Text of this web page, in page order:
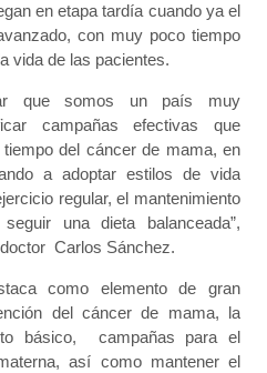
en etapa tardía cuando ya el
con muy poco tiempo
vida de las pacientes.
que somos un país muy
campañas efectivas que
del cáncer de mama, en
a adoptar estilos de vida
regular, el mantenimiento
una dieta balanceada”,
Carlos Sánchez.
como elemento de gran
del cáncer de mama, la
básico, campañas para el
así como mantener el